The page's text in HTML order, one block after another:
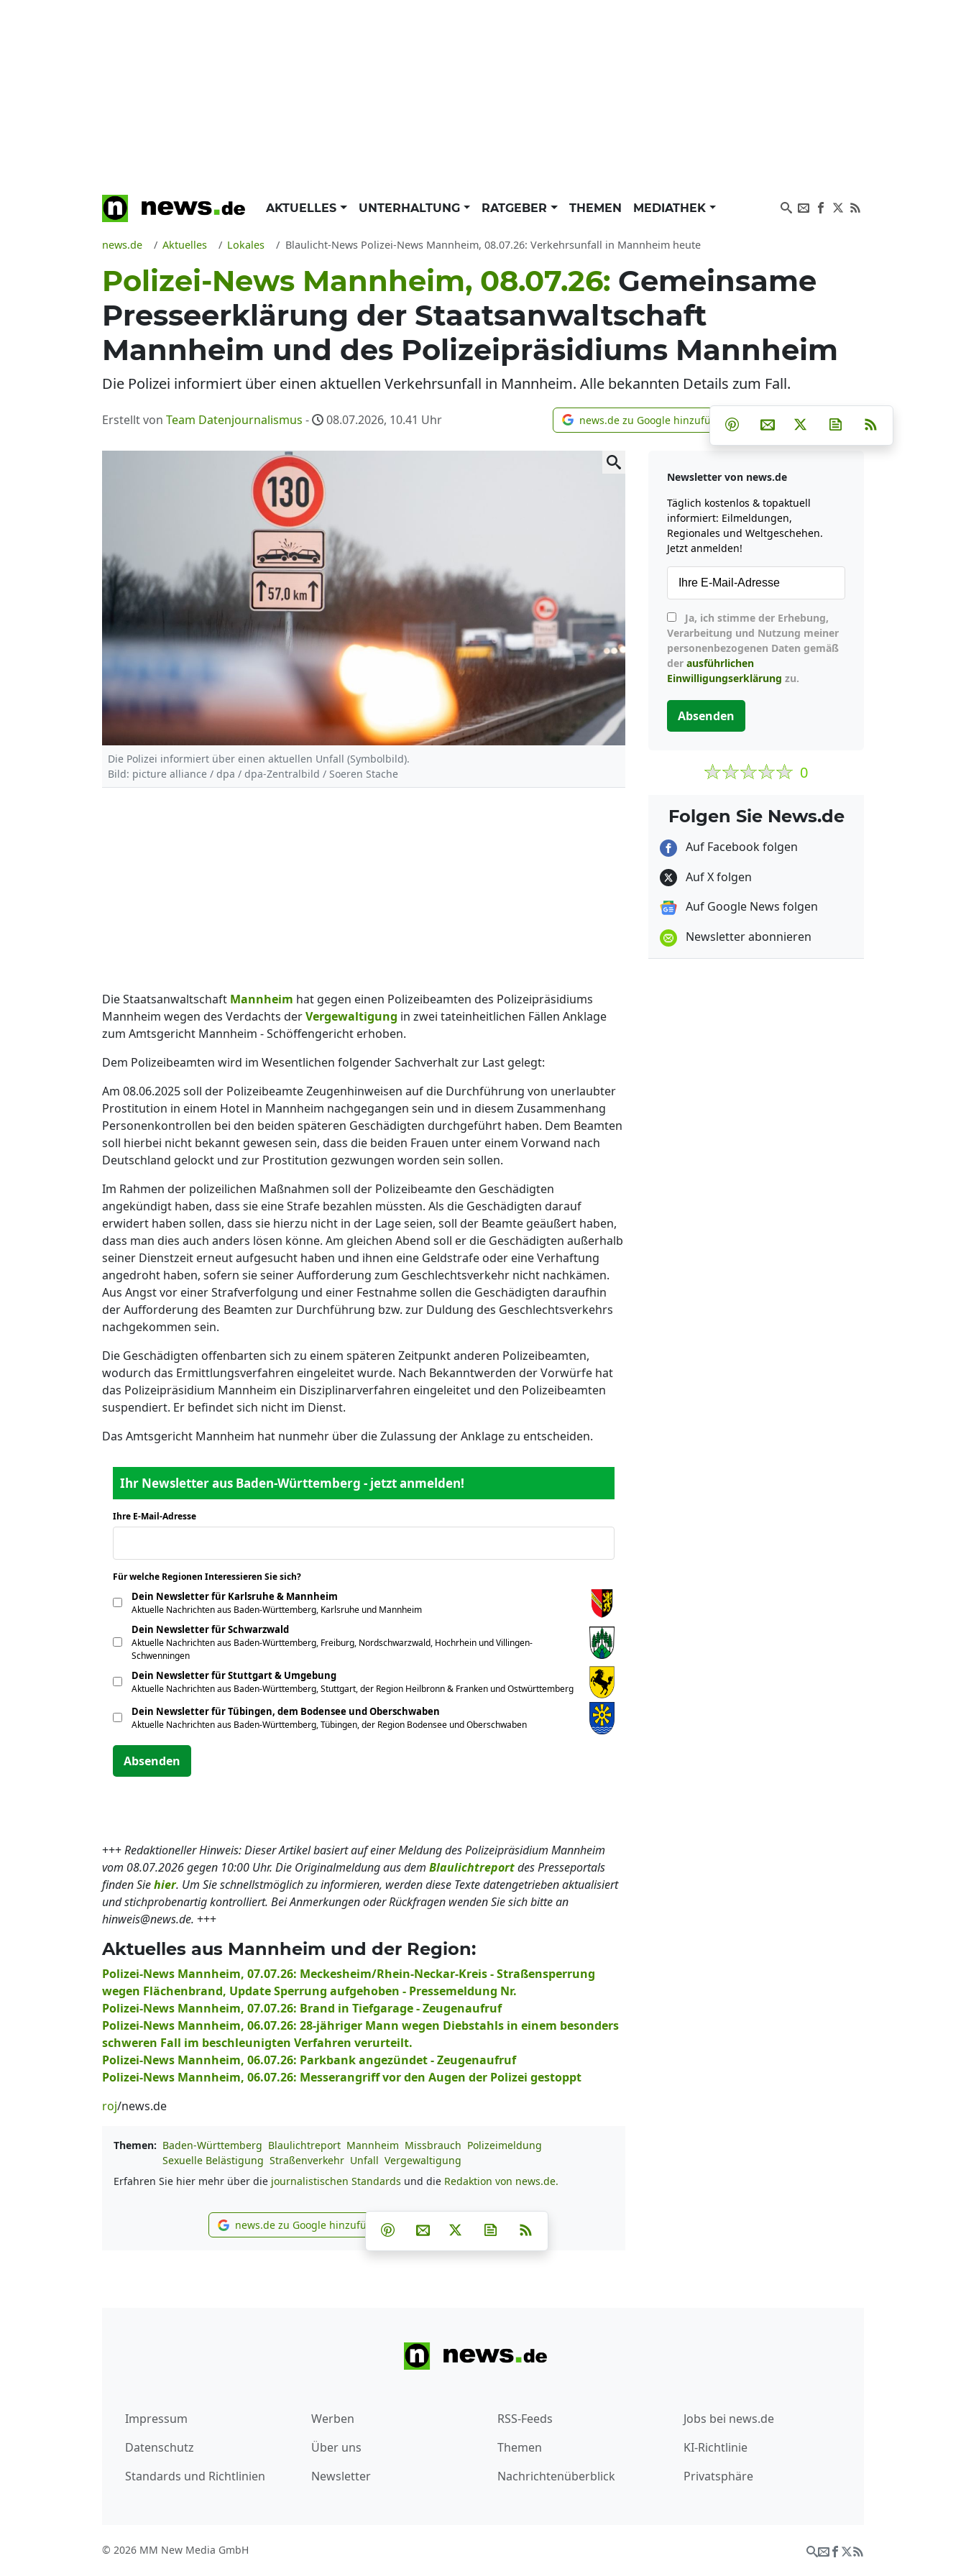
AKTUELLES UNTERHALTUNG RATGEBER THEMEN MEDIATHEK
news.de Aktuelles Lokales Blaulicht-News Polizei-News Mannheim, 08.07.26: Verkehrsunfall in Mannheim heute
Polizei-News Mannheim, 08.07.26: Gemeinsame
Presseerklärung der Staatsanwaltschaft
Mannheim und des Polizeipräsidiums Mannheim
Die Polizei informiert über einen aktuellen Verkehrsunfall in Mannheim. Alle bekannten Details zum Fall.
Erstellt von Team Datenjournalismus - 08.07.2026, 10.41 Uhr news.de zu Google hinzufügen
news.de zu Google hinzufügen Teilen auf Facebook
Teilen auf Whatsapp
Teilen auf Telegram
Teilen auf Pinterest
Per E-Mail teilen
Post auf XNewsletter
Die Polizei informiert über einen aktuellen Unfall (Symbolbild).
Bild: picture alliance / dpa / dpa-Zentralbild / Soeren Stache
Die Staatsanwaltschaft Mannheim hat gegen einen Polizeibeamten des Polizeipräsidiums
Mannheim wegen des Verdachts derVergewaltigung in zwei tateinheitlichen Fällen Anklage
zum Amtsgericht Mannheim - Schöffengericht erhoben.
Dem Polizeibeamten wird im Wesentlichen folgender Sachverhalt zur Last gelegt:
Am 08.06.2025 soll der Polizeibeamte Zeugenhinweisen auf die Durchführung von unerlaubter
Prostitution in einem Hotel in Mannheim nachgegangen sein und in diesem Zusammenhang
Personenkontrollen bei den beiden späteren Geschädigten durchgeführt haben. Dem Beamten
soll hierbei nicht bekannt gewesen sein, dass die beiden Frauen unter einem Vorwand nach
Deutschland gelockt und zur Prostitution gezwungen worden sein sollen.
Im Rahmen der polizeilichen Maßnahmen soll der Polizeibeamte den Geschädigten
angekündigt haben, dass sie eine Strafe bezahlen müssten. Als die Geschädigten darauf
erwidert haben sollen, dass sie hierzu nicht in der Lage seien, soll der Beamte geäußert haben,
dass man dies auch anders lösen könne. Am gleichen Abend soll er die Geschädigten außerhalb
seiner Dienstzeit erneut aufgesucht haben und ihnen eine Geldstrafe oder eine Verhaftung
angedroht haben, sofern sie seiner Aufforderung zum Geschlechtsverkehr nicht nachkämen.
Aus Angst vor einer Strafverfolgung und einer Festnahme sollen die Geschädigten daraufhin
der Aufforderung des Beamten zur Durchführung bzw. zur Duldung des Geschlechtsverkehrs
nachgekommen sein.
Die Geschädigten offenbarten sich zu einem späteren Zeitpunkt anderen Polizeibeamten,
wodurch das Ermittlungsverfahren eingeleitet wurde. Nach Bekanntwerden der Vorwürfe hat
das Polizeipräsidium Mannheim ein Disziplinarverfahren eingeleitet und den Polizeibeamten
suspendiert. Er befindet sich nicht im Dienst.
Das Amtsgericht Mannheim hat nunmehr über die Zulassung der Anklage zu entscheiden.
Ihr Newsletter aus Baden-Württemberg - jetzt anmelden!
Ihre E-Mail-Adresse
Für welche Regionen Interessieren Sie sich?
Dein Newsletter für Karlsruhe & Mannheim
Aktuelle Nachrichten aus Baden-Württemberg, Karlsruhe und Mannheim
Dein Newsletter für Schwarzwald
Aktuelle Nachrichten aus Baden-Württemberg, Freiburg, Nordschwarzwald, Hochrhein und Villingen-
Schwenningen
Dein Newsletter für Stuttgart & Umgebung
Aktuelle Nachrichten aus Baden-Württemberg, Stuttgart, der Region Heilbronn & Franken und Ostwürttemberg
Dein Newsletter für Tübingen, dem Bodensee und Oberschwaben
Aktuelle Nachrichten aus Baden-Württemberg, Tübingen, der Region Bodensee und Oberschwaben
Absenden
+++Redaktioneller Hinweis: Dieser Artikel basiert auf einer Meldung des Polizeipräsidium Mannheim
vom 08.07.2026 gegen 10:00 Uhr. Die Originalmeldung aus dem Blaulichtreportdes Presseportals
finden Siehier. Um Sie schnellstmöglich zu informieren, werden diese Texte datengetrieben aktualisiert
und stichprobenartig kontrolliert. Bei Anmerkungen oder Rückfragen wenden Sie sich bitte an
hinweis@news.de. +++
Aktuelles aus Mannheim und der Region:
Polizei-News Mannheim, 07.07.26: Meckesheim/Rhein-Neckar-Kreis - Straßensperrung
wegen Flächenbrand, Update Sperrung aufgehoben - Pressemeldung Nr.
Polizei-News Mannheim, 07.07.26: Brand in Tiefgarage - Zeugenaufruf
Polizei-News Mannheim, 06.07.26: 28-jähriger Mann wegen Diebstahls in einem besonders
schweren Fall im beschleunigten Verfahren verurteilt.
Polizei-News Mannheim, 06.07.26: Parkbank angezündet - Zeugenaufruf
Polizei-News Mannheim, 06.07.26: Messerangriff vor den Augen der Polizei gestoppt
roj/news.de
Themen: Baden-Württemberg Blaulichtreport Mannheim Missbrauch Polizeimeldung
Sexuelle Belästigung Straßenverkehr Unfall Vergewaltigung
Erfahren Sie hier mehr über die journalistischen Standards und die Redaktion von news.de.
news.de zu Google hinzufügen
news.de zu Google hinzufügen Teilen auf Facebook
Teilen auf Whatsapp
Teilen auf Telegram
Teilen auf Pinterest
Per E-Mail teilen
Post auf XNewsletter abonnieren
Newsletter von news.de
Täglich kostenlos & topaktuell
informiert: Eilmeldungen,
Regionales und Weltgeschehen.
Jetzt anmelden!
Verarbeitung und Nutzung meiner
personenbezogenen Daten gemäß
der ausführlichen
Einwilligungserklärung zu.
Absenden
0
Folgen Sie News.de
Auf Facebook folgen
Auf X folgen
Auf Google News folgen
Newsletter abonnieren
Impressum
Datenschutz
Standards und Richtlinien
Werben
Über uns
Newsletter
RSS-Feeds
Themen
Nachrichtenüberblick
Jobs bei news.de
KI-Richtlinie
Privatsphäre
© 2026 MM New Media GmbH